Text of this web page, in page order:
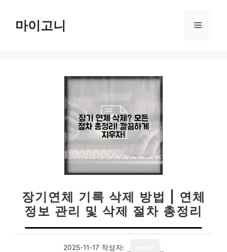
마이고니 메
장기연체 기록 삭제 방법 | 연체
정보 관리 및 삭제 절차 총정리
2025-11-17 작성자: